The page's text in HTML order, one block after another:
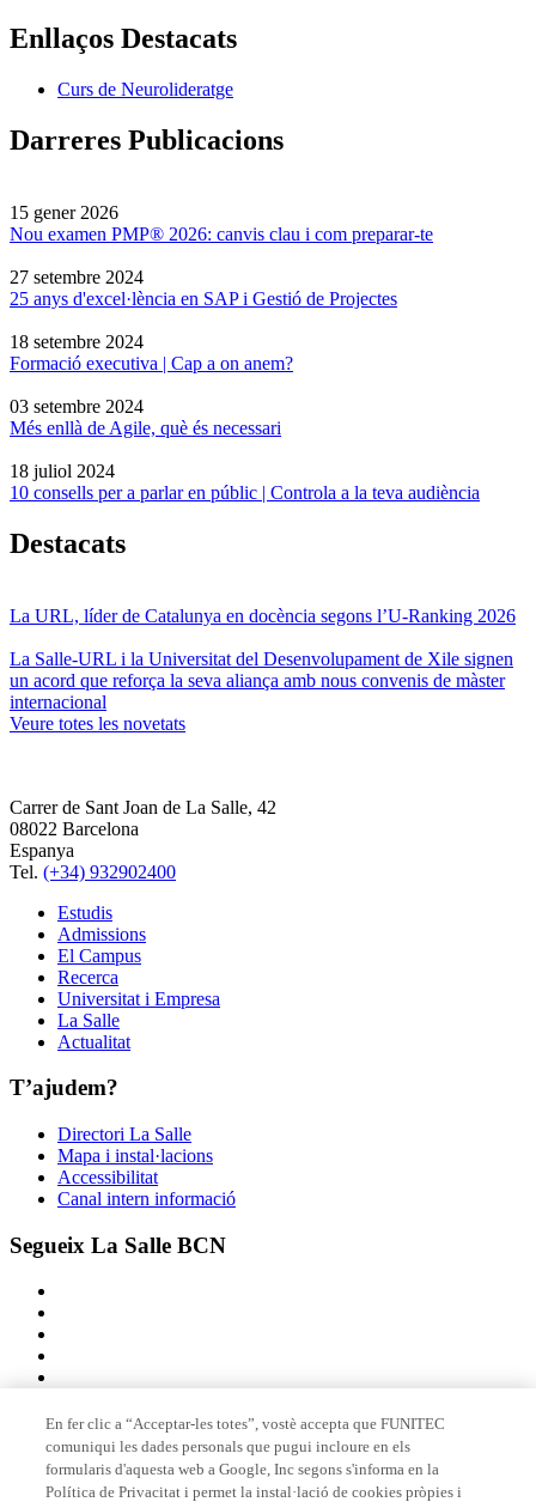
Enllaços Destacats
Curs de Neurolideratge
Darreres Publicacions
15 gener 2026
Nou examen PMP® 2026: canvis clau i com preparar-te
27 setembre 2024
25 anys d'excel·lència en SAP i Gestió de Projectes
18 setembre 2024
Formació executiva | Cap a on anem?
03 setembre 2024
Més enllà de Agile, què és necessari
18 juliol 2024
10 consells per a parlar en públic | Controla a la teva audiència
Destacats
La URL, líder de Catalunya en docència segons l’U-Ranking 2026
La Salle-URL i la Universitat del Desenvolupament de Xile signen
un acord que reforça la seva aliança amb nous convenis de màster
internacional
Veure totes les novetats
Carrer de Sant Joan de La Salle, 42
08022 Barcelona
Espanya
Tel. (+34) 932902400
Estudis
Admissions
El Campus
Recerca
Universitat i Empresa
La Salle
Actualitat
T’ajudem?
Directori La Salle
Mapa i instal·lacions
Accessibilitat
Canal intern informació
Segueix La Salle BCN
Membre de
En fer clic a “Acceptar-les totes”, vostè accepta que FUNITEC
comuniqui les dades personals que pugui incloure en els
formularis d'aquesta web a Google, Inc segons s'informa en la
Política de Privacitat i permet la instal·lació de cookies pròpies i